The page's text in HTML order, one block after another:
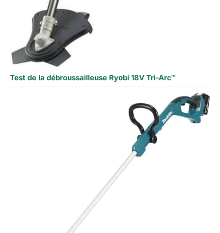
Test de la débroussailleuse Ryobi 18V Tri-Arc™